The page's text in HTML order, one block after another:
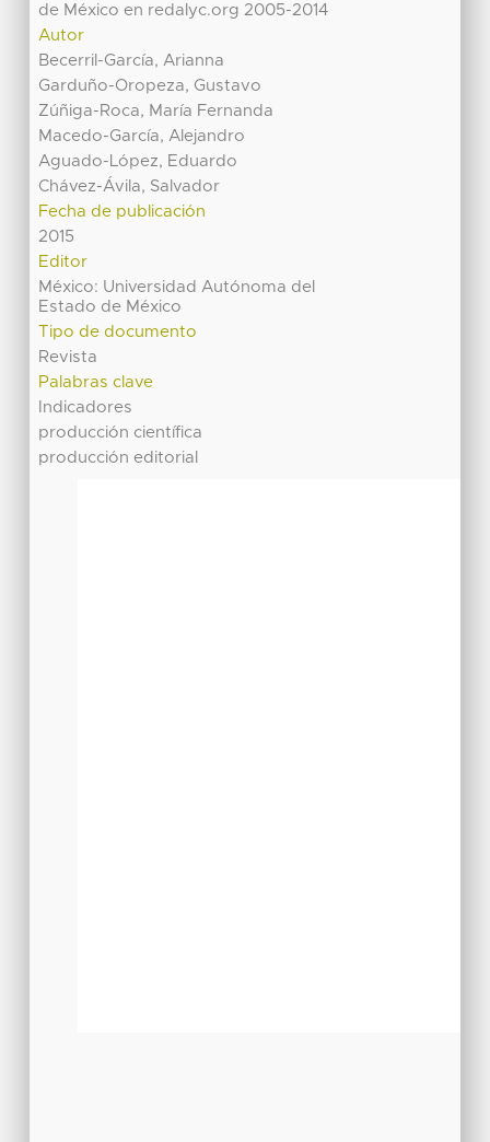
de México en redalyc.org 2005-2014
Autor
Becerril-García, Arianna
Garduño-Oropeza, Gustavo
Zúñiga-Roca, María Fernanda
Macedo-García, Alejandro
Aguado-López, Eduardo
Chávez-Ávila, Salvador
Fecha de publicación
2015
Editor
México: Universidad Autónoma del
Estado de México
Tipo de documento
Revista
Palabras clave
Indicadores
producción científica
producción editorial